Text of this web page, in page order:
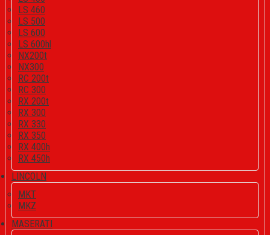
LS 460
LS 500
LS 600
LS 600hl
NX200t
NX300
RC 200t
RC 300
RX 200t
RX 300
RX 330
RX 350
RX 400h
RX 450h
LINCOLN
MKT
MKZ
MASERATI